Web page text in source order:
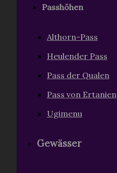
Passhöhen
Althorn-Pass
Heulender Pass
Pass der Qualen
Pass von Ertanien
Ugimenu
Gewässer